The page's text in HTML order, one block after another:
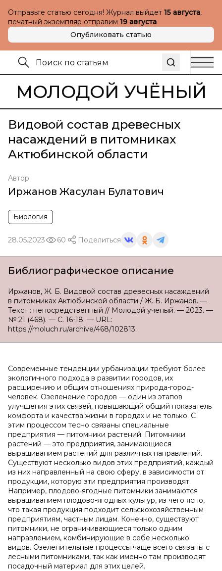
Отправьте статью сегодня! Журнал выйдет 15 августа,
печатный экземпляр отправим 19 августа
Опубликовать статью
МОЛОДОЙ УЧЁНЫЙ
Видовой состав древесных
насаждений в питомниках
Актюбинской области
Автор
Иржанов Жасулан Булатович
Биология
28.05.2023 60 Поделиться
Библиографическое описание
Иржанов, Ж. Б. Видовой состав древесных насаждений
в питомниках Актюбинской области / Ж. Б. Иржанов. —
Текст : непосредственный // Молодой ученый. — 2023. —
№ 21 (468). — С. 16-18. — URL:
https://moluch.ru/archive/468/102813.
Современные тенденции урбанизации требуют более
экологичного подхода в развитии городов, их
расширению и общим отношениях природа-город-
человек. Озеленение городов — один из этапов
улучшения этих связей, повышающий общий показатель
комфорта и качества жизни в городах и не только. С
этим процессом тесно связаны специальные
предприятия — питомники растений. Питомники
растений — это предприятия, занимающиеся
выращиванием растений для различных направлений.
Существуют несколько видов этих предприятий, каждый
из них направленный на свою сферу, в зависимости от
продукции, которую эти предприятия производят.
Например, плодово-ягодные питомники занимаются
выращиванием плодово-ягодных культур, из чего ясно,
что такая продукция подходит сельскохозяйственным
предприятиям, частным лицам. Конечно, существуют
питомники, не ограничивающиеся только одним
направлением, комбинирующие в себе несколько
видов. Озеленительные процессы чаще всего связаны с
лесными питомниками, так как именно там производят
посадочный материал для этих целей.